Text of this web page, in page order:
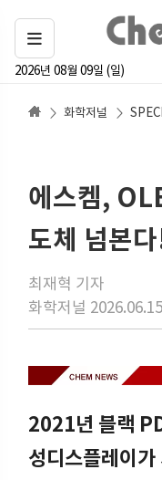
2026년 08월 09일 (일)
화학저널
에스켐,
도체 넘본
최재혁 기자
화학저널 2026.06.15
2021년 블랙
성디스플레이가